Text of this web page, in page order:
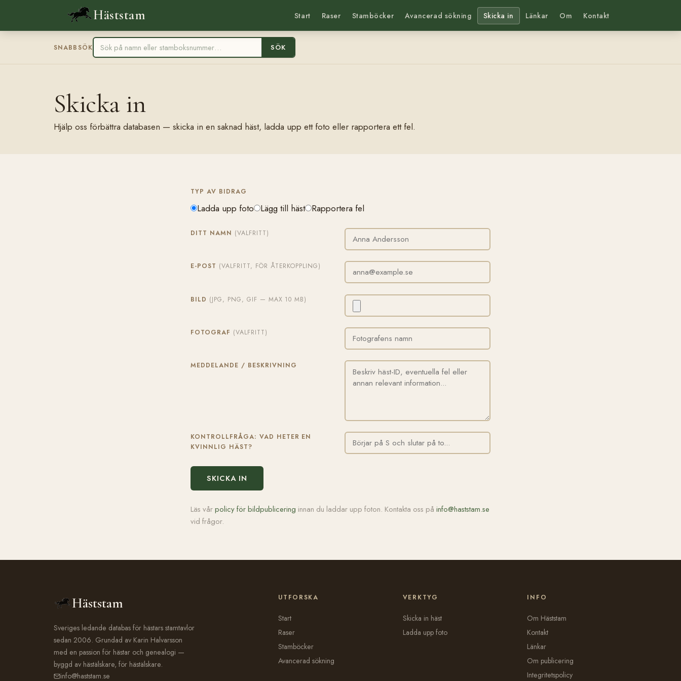
Häststam Start Raser Stamböcker Avancerad sökning Skicka in Länkar Om Kontakt
SNABBSÖK SÖK
Skicka in
Hjälp oss förbättra databasen — skicka in en saknad häst, ladda upp ett foto eller rapportera ett fel.
TYP AV BIDRAG
Ladda upp foto Lägg till häst Rapportera fel
DITT NAMN (VALFRITT)
E-POST (VALFRITT, FÖR ÅTERKOPPLING)
BILD (JPG, PNG, GIF — MAX 10 MB)
FOTOGRAF (VALFRITT)
MEDDELANDE / BESKRIVNING
KONTROLLFRÅGA: VAD HETER EN
KVINNLIG HÄST?
SKICKA IN
Läs vårpolicy för bildpublicering innan du laddar upp foton. Kontakta oss på info@haststam.se
vid frågor.
Häststam
Sveriges ledande databas för hästars stamtavlor
sedan 2006. Grundad av Karin Halvarsson
med en passion för hästar och genealogi —
byggd av hästälskare, för hästälskare.
info@haststam.se
UTFORSKA
Start
Raser
Stamböcker
Avancerad sökning
VERKTYG
Skicka in häst
Ladda upp foto
INFO
Om Häststam
Kontakt
Länkar
Om publicering
Integritetspolicy